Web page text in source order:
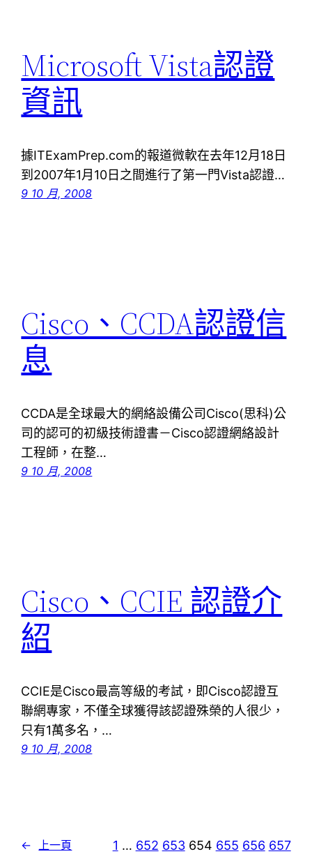
Microsoft Vista認證
資訊
據ITExamPrep.com的報道微軟在去年12月18日
到2007年1月10日之間進行了第一門Vista認證…
9 10 月, 2008
Cisco、CCDA認證信
息
CCDA是全球最大的網絡設備公司Cisco(思科)公
司的認可的初級技術證書－Cisco認證網絡設計
工程師，在整…
9 10 月, 2008
Cisco、CCIE 認證介
紹
CCIE是Cisco最高等級的考試，即Cisco認證互
聯網專家，不僅全球獲得該認證殊榮的人很少，
只有1萬多名，…
9 10 月, 2008
← 上一頁 1 … 652 653 654 655 656 657